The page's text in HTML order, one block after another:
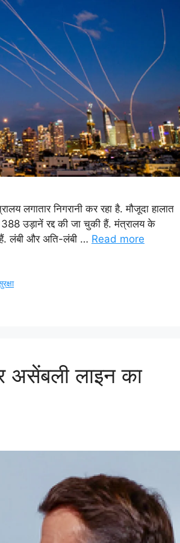
लगातार निगरानी कर रहा है. मौजूदा हालात
उड़ानें रद्द की जा चुकी हैं. मंत्रालय के
हैं. लंबी और अति-लंबी … Read more
असेंबली लाइन का